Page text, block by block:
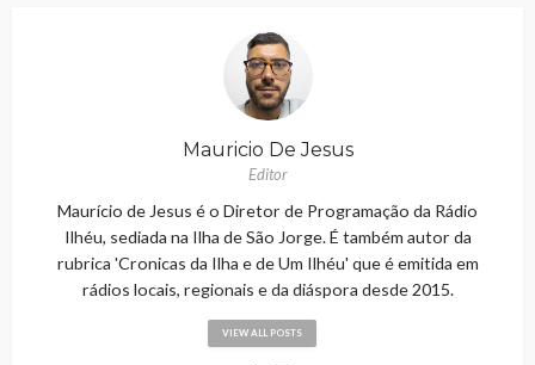
Mauricio De Jesus
Editor
Maurício de Jesus é o Diretor de Programação da Rádio
Ilhéu, sediada na Ilha de São Jorge. É também autor da
rubrica 'Cronicas da Ilha e de Um Ilhéu' que é emitida em
rádios locais, regionais e da diáspora desde 2015.
VIEW ALL POSTS